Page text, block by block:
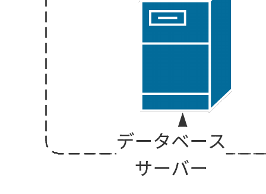
ネットワークデバイス間の情報のフローと相互作用を
理解する。
ネットワーク図を自分で作成する。
このテンプレートを開き、ユースケースに合わせてカスタマ
イズ可能な小規模企業のネットワーク図の例を確認してみま
関連テンプレート